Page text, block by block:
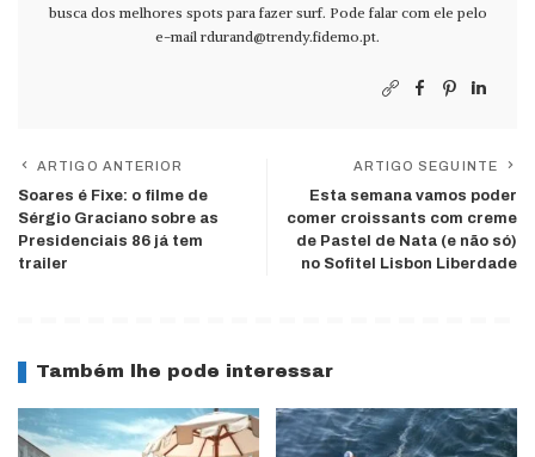
busca dos melhores spots para fazer surf. Pode falar com ele pelo
e-mail rdurand@trendy.fidemo.pt.
ARTIGO ANTERIOR
Soares é Fixe: o filme de
Sérgio Graciano sobre as
Presidenciais 86 já tem
trailer
ARTIGO SEGUINTE
Esta semana vamos poder
comer croissants com creme
de Pastel de Nata (e não só)
no Sofitel Lisbon Liberdade
Também lhe pode interessar